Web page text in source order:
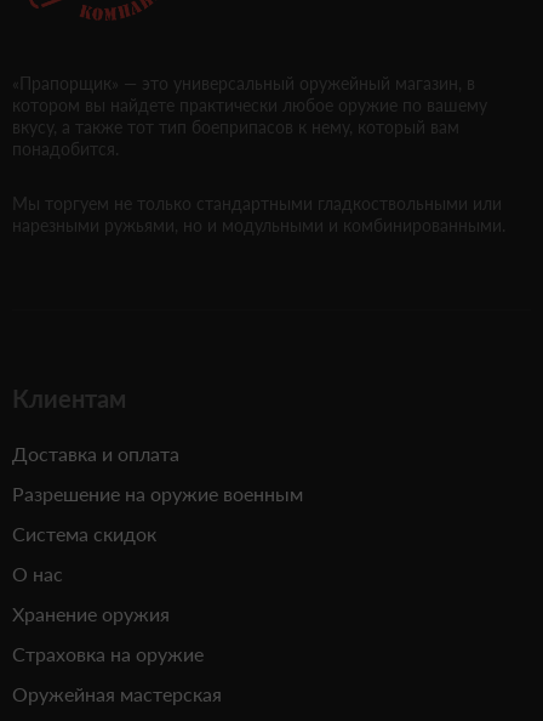
«Прапорщик» — это универсальный оружейный магазин, в
котором вы найдете практически любое оружие по вашему
вкусу, а также тот тип боеприпасов к нему, который вам
понадобится.
Мы торгуем не только стандартными гладкоствольными или
нарезными ружьями, но и модульными и комбинированными.
Клиентам
Доставка и оплата
Разрешение на оружие военным
Система скидок
О нас
Хранение оружия
Страховка на оружие
Оружейная мастерская